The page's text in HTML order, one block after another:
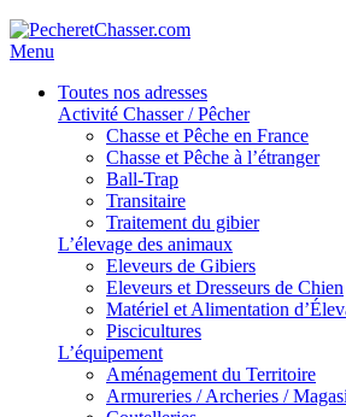
Menu
Toutes nos adresses
Activité Chasser / Pêcher
Chasse et Pêche en France
Chasse et Pêche à l’étranger
Ball-Trap
Transitaire
Traitement du gibier
L’élevage des animaux
Eleveurs de Gibiers
Eleveurs et Dresseurs de Chien
Matériel et Alimentation
Piscicultures
L’équipement
Aménagement du Territoire
Armureries / Archeries /